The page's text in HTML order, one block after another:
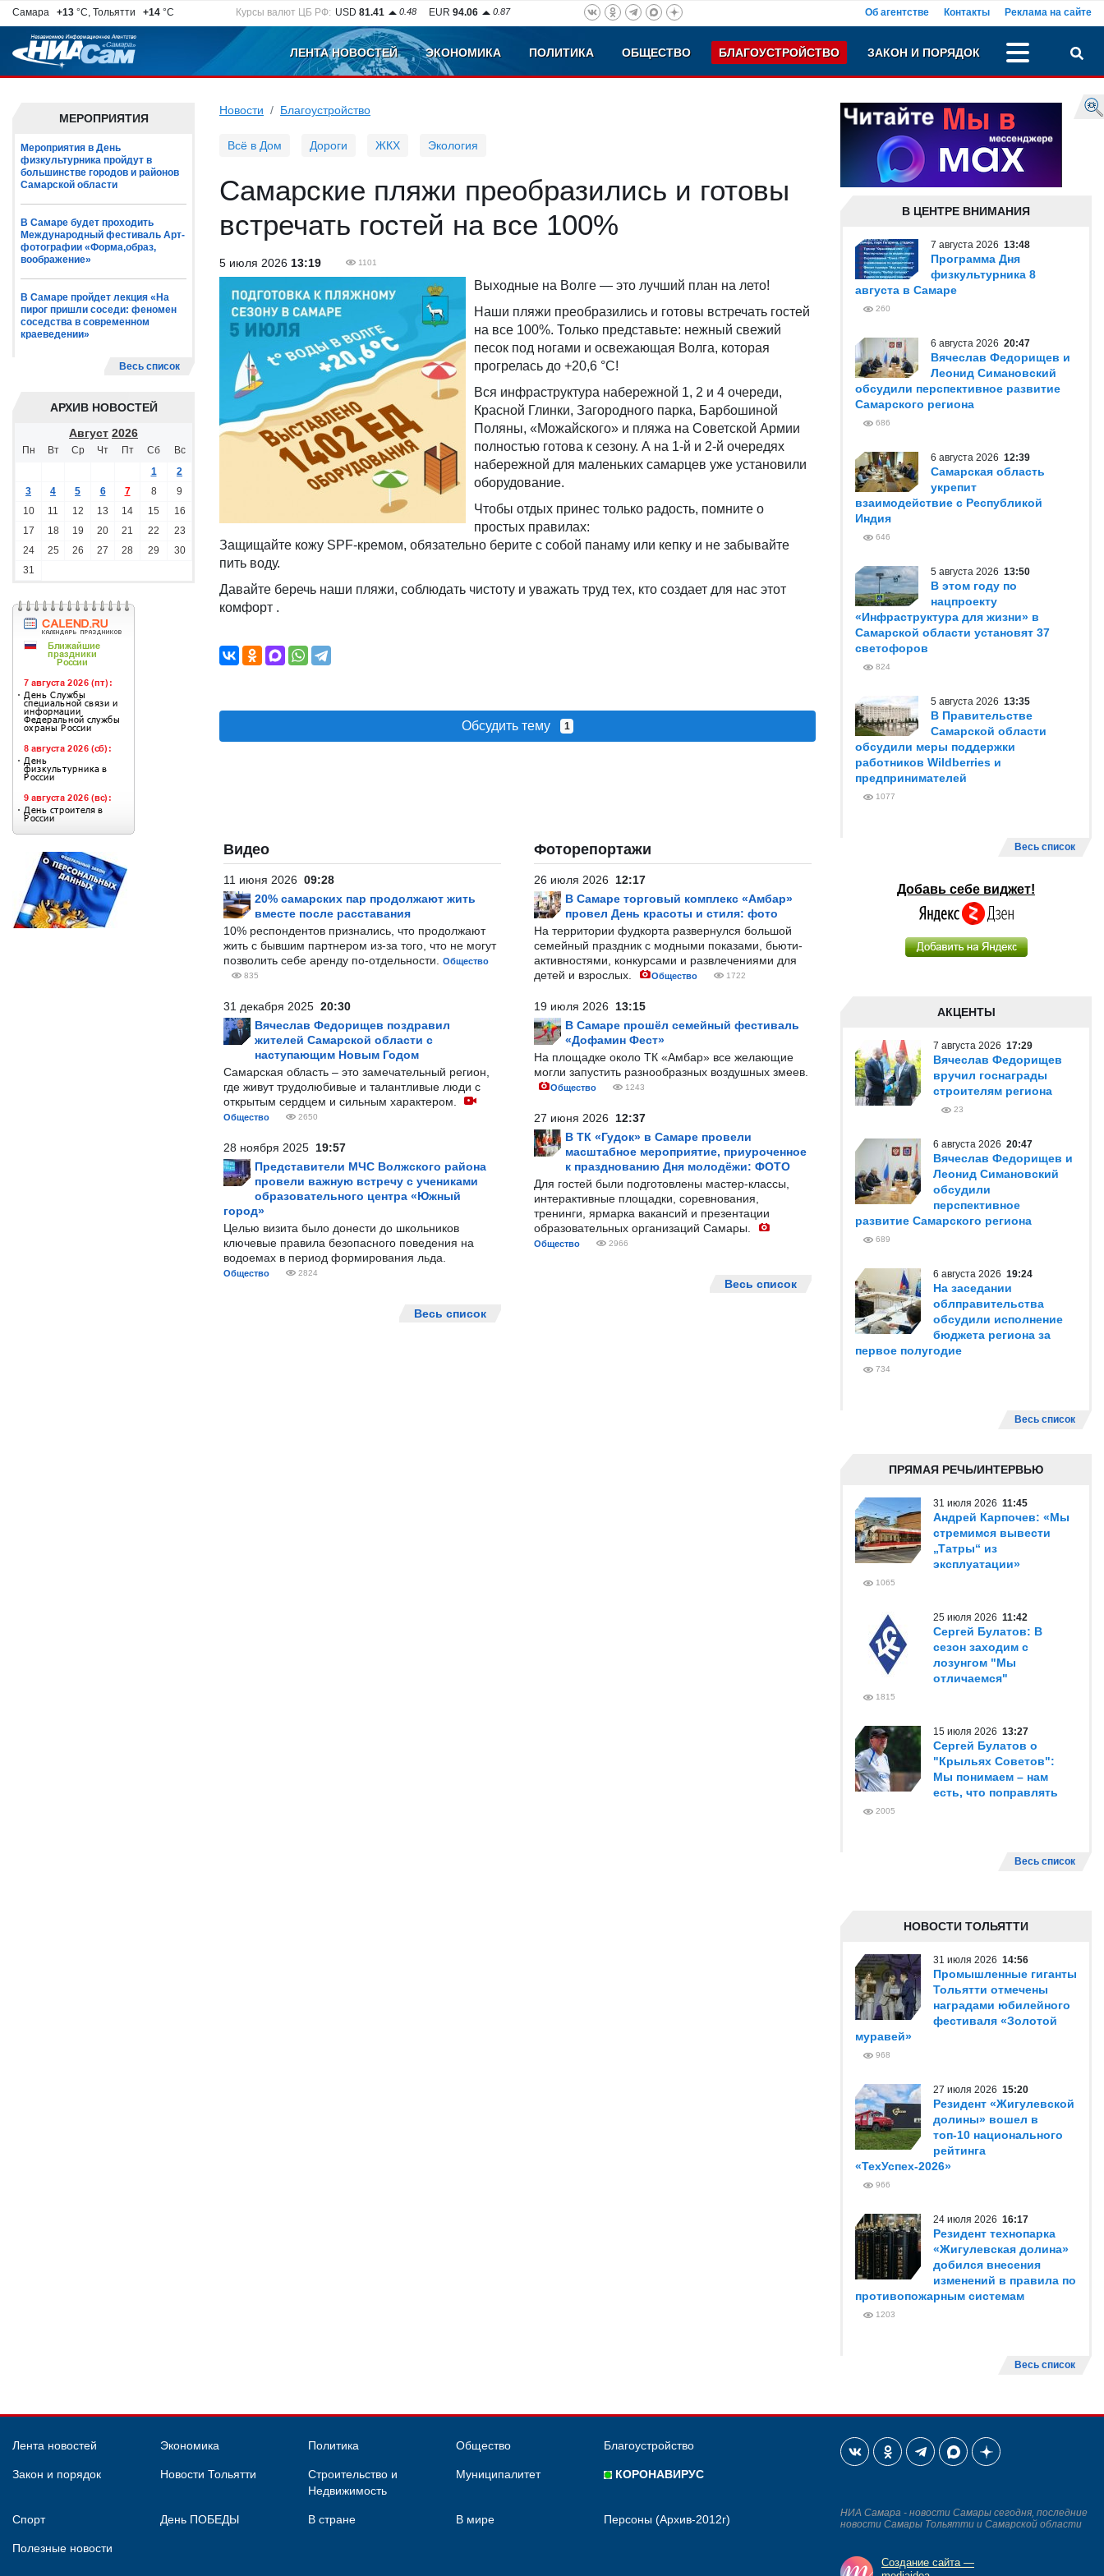
Самара +13 °C, Тольятти +14 °C Курсы валют ЦБ РФ: USD 81.41 0.48 EUR 94.06 0.87 Об агентстве Контакты Реклама на сайте
ЛЕНТА НОВОСТЕЙ ЭКОНОМИКА ПОЛИТИКА ОБЩЕСТВО БЛАГОУСТРОЙСТВО ЗАКОН И ПОРЯДОК
МЕРОПРИЯТИЯ
Мероприятия в День
физкультурника пройдут в
большинстве городов и районов
Самарской области
В Самаре будет проходить
Международный фестиваль Арт-
фотографии «Форма,образ,
воображение»
В Самаре пройдет лекция «На
пирог пришли соседи: феномен
соседства в современном
краеведении»
Весь список
АРХИВ НОВОСТЕЙ
Август 2026
Пн Вт Ср Чт Пт Сб
Вс
1
2
3
4 5 6 7 8
9
10
11 12 13 14 15
16
17
18 19 20 21 22
23
24
25 26 27 28 29
30
31
Новости Благоустройство
Всё в Дом Дороги ЖКХ Экология
Самарские пляжи преобразились и готовы
встречать гостей на все 100%
5 июля 2026 13:19 1101
Выходные на Волге — это лучший план на лето!
Наши пляжи преобразились и готовы встречать гостей
на все 100%. Только представьте: нежный свежий
песок под ногами и освежающая Волга, которая
прогрелась до +20,6 °C!
Вся инфраструктура набережной 1, 2 и 4 очереди,
Красной Глинки, Загородного парка, Барбошиной
Поляны, «Можайского» и пляжа на Советской Армии
полностью готова к сезону. А на 1-й и 2-й очередях
набережной для маленьких самарцев уже установили
оборудование.
Чтобы отдых принес только радость, помните о
простых правилах:
Защищайте кожу SPF-кремом, обязательно берите с собой панаму или кепку и не забывайте
пить воду.
Давайте беречь наши пляжи, соблюдать чистоту и уважать труд тех, кто создает для нас этот
комфорт .
Обсудить тему 1
Видео
11 июня 2026 09:28
20% самарских пар продолжают жить
вместе после расставания
10% респондентов признались, что продолжают
жить с бывшим партнером из-за того, что не могут
позволить себе аренду по-отдельности.
Общество
835
31 декабря 2025 20:30
Вячеслав Федорищев поздравил
жителей Самарской области с
наступающим Новым Годом
Самарская область – это замечательный регион,
где живут трудолюбивые и талантливые люди с
открытым сердцем и сильным характером.
Общество 2650
28 ноября 2025 19:57
Представители МЧС Волжского района
провели важную встречу с учениками
образовательного центра «Южный
город»
Целью визита было донести до школьников
ключевые правила безопасного поведения на
водоемах в период формирования льда.
Общество 2824
Весь список
Фоторепортажи
26 июля 2026 12:17
В Самаре торговый комплекс «Амбар»
провел День красоты и стиля: фото
На территории фудкорта развернулся большой
семейный праздник с модными показами, бьюти-
активностями, конкурсами и развлечениями для
детей и взрослых.
Общество 1722
19 июля 2026 13:15
В Самаре прошёл семейный фестиваль
«Дофамин Фест»
На площадке около ТК «Амбар» все желающие
могли запустить разнообразных воздушных змеев.
Общество 1243
27 июня 2026 12:37
В ТК «Гудок» в Самаре провели
масштабное мероприятие, приуроченное
к празднованию Дня молодёжи: ФОТО
Для гостей были подготовлены мастер-классы,
интерактивные площадки, соревнования,
тренинги, ярмарка вакансий и презентации
образовательных организаций Самары.
Общество 2966
Весь список
В ЦЕНТРЕ ВНИМАНИЯ
7 августа 2026 13:48
Программа Дня
физкультурника 8
августа в Самаре
260
6 августа 2026 20:47
Вячеслав Федорищев и
Леонид Симановский
обсудили перспективное развитие
Самарского региона
686
6 августа 2026 12:39
Самарская область
укрепит
взаимодействие с Республикой
Индия
646
5 августа 2026 13:50
В этом году по
нацпроекту
«Инфраструктура для жизни» в
Самарской области установят 37
светофоров
824
5 августа 2026 13:35
В Правительстве
Самарской области
обсудили меры поддержки
работников Wildberries и
предпринимателей
1077
Весь список
Добавь себе виджет!
АКЦЕНТЫ
7 августа 2026 17:29
Вячеслав Федорищев
вручил госнаграды
строителям региона
23
6 августа 2026 20:47
Вячеслав Федорищев и
Леонид Симановский
обсудили
перспективное
развитие Самарского региона
689
6 августа 2026 19:24
На заседании
облправительства
обсудили исполнение
бюджета региона за
первое полугодие
734
Весь список
ПРЯМАЯ РЕЧЬ/ИНТЕРВЬЮ
31 июля 2026 11:45
Андрей Карпочев: «Мы
стремимся вывести
„Татры“ из
эксплуатации»
1065
25 июля 2026 11:42
Сергей Булатов: В
сезон заходим с
лозунгом "Мы
отличаемся"
1815
15 июля 2026 13:27
Сергей Булатов о
"Крыльях Советов":
Мы понимаем – нам
есть, что поправлять
2005
Весь список
НОВОСТИ ТОЛЬЯТТИ
31 июля 2026 14:56
Промышленные гиганты
Тольятти отмечены
наградами юбилейного
фестиваля «Золотой
муравей»
968
27 июля 2026 15:20
Резидент «Жигулевской
долины» вошел в
топ-10 национального
рейтинга
«ТехУспех-2026»
966
24 июля 2026 16:17
Резидент технопарка
«Жигулевская долина»
добился внесения
изменений в правила по
противопожарным системам
1203
Весь список
Лента новостей Экономика Политика Общество Благоустройство
Закон и порядок Новости Тольятти
Строительство и
Недвижимость
Муниципалитет КОРОНАВИРУС
Спорт День ПОБЕДЫ В стране В мире Персоны (Архив-2012г)
Полезные новости
НИА Самара - новости Самары сегодня, последние
новости Самары Тольятти и Самарской области
Создание сайта —